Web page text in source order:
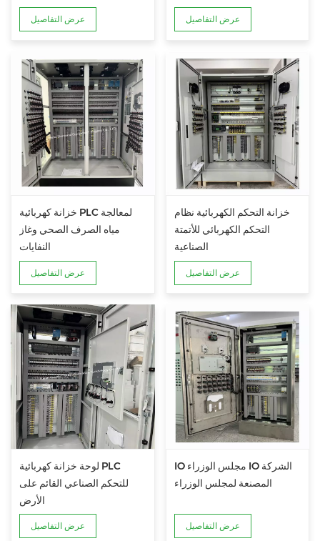
عرض التفاصيل عرض التفاصيل
خزانة كهربائية PLC لمعالجة
مياه الصرف الصحي وغاز
النفايات
عرض التفاصيل
خزانة التحكم الكهربائية نظام
التحكم الكهربائي للأتمتة
الصناعية
عرض التفاصيل
لوحة خزانة كهربائية PLC
للتحكم الصناعي القائم على
الأرض
عرض التفاصيل
IO مجلس الوزراء IO الشركة
المصنعة لمجلس الوزراء
عرض التفاصيل